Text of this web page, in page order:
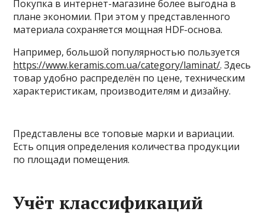
Покупка в интернет-магазине более выгодна в
плане экономии. При этом у представленного
материала сохраняется мощная HDF-основа.
Например, большой популярностью пользуется
https://www.keramis.com.ua/category/laminat/. Здесь
товар удобно распределён по цене, техническим
характеристикам, производителям и дизайну.
Представлены все топовые марки и вариации.
Есть опция определения количества продукции
по площади помещения.
Учёт классификаций